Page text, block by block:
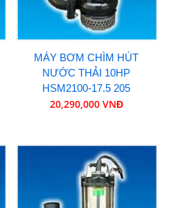
MÁY BƠM CHÌM HÚT
NƯỚC THẢI 10HP
HSM2100-17.5 205
20,290,000 VNĐ